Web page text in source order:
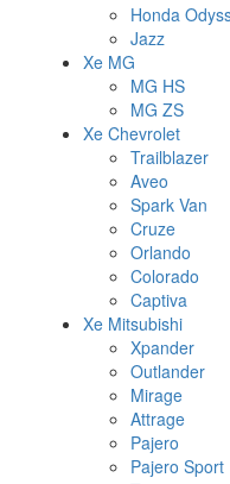
Honda
Jazz
Xe MG
MG HS
MG ZS
Xe Chevrolet
Trailblazer
Aveo
Spark Van
Cruze
Orlando
Colorado
Captiva
Xe Mitsubishi
Xpander
Outlander
Mirage
Attrage
Pajero
Pajero Sport